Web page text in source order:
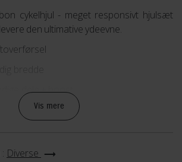
cykelhjul - meget responsivt hjulsæt
den ultimative ydeevne.
dele + boost
Vis mere
Diverse